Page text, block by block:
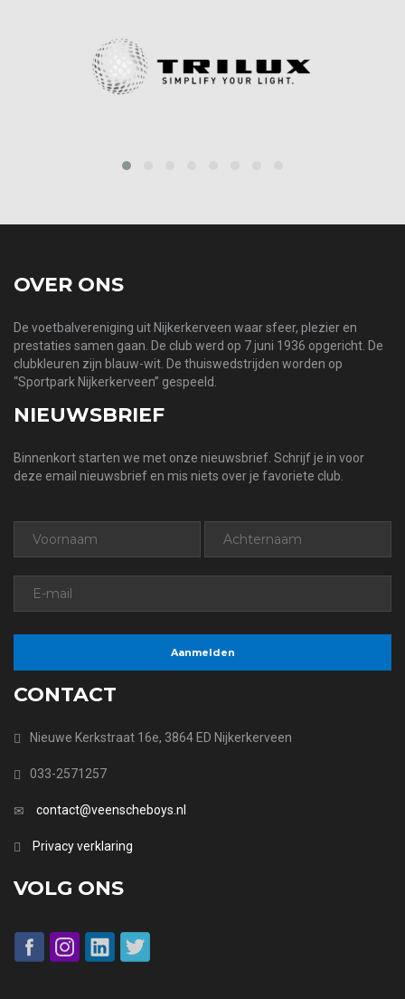
OVER ONS
De voetbalvereniging uit Nijkerkerveen waar sfeer, plezier en
prestaties samen gaan. De club werd op 7 juni 1936 opgericht. De
clubkleuren zijn blauw-wit. De thuiswedstrijden worden op
“Sportpark Nijkerkerveen” gespeeld.
NIEUWSBRIEF
Binnenkort starten we met onze nieuwsbrief. Schrijf je in voor
deze email nieuwsbrief en mis niets over je favoriete club.
CONTACT
Nieuwe Kerkstraat 16e, 3864 ED Nijkerkerveen
033-2571257
contact@veenscheboys.nl
Privacy verklaring
VOLG ONS